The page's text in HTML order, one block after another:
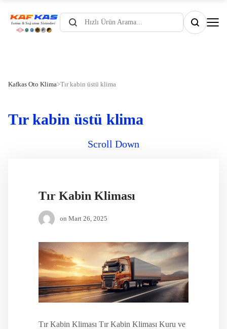
Products
search
Kafkas Oto Klima>Tır kabin üstü klima
Tır kabin üstü klima
Scroll Down
Tır Kabin Kliması
on Mart 26, 2025
Tır Kabin Kliması Tır Kabin Kliması Kuru ve